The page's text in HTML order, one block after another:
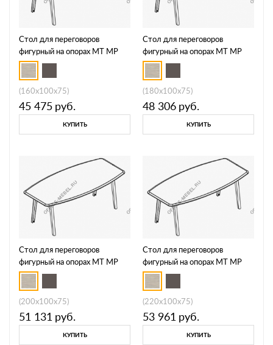
Стол для переговоров
фигурный на опорах МТ МР
Б1Б 141
(160x100x75)
45 475 руб.
КУПИТЬ
Стол для переговоров
фигурный на опорах МТ МР
Б1Б 142
(180x100x75)
48 306 руб.
КУПИТЬ
Стол для переговоров
фигурный на опорах МТ МР
Б1Б 143
(200x100x75)
51 131 руб.
КУПИТЬ
Стол для переговоров
фигурный на опорах МТ МР
Б1Б 144
(220x100x75)
53 961 руб.
КУПИТЬ